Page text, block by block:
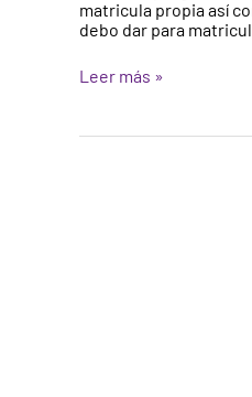
matricula propia así
debo dar para
extranjero
de
de
de
Leer más »